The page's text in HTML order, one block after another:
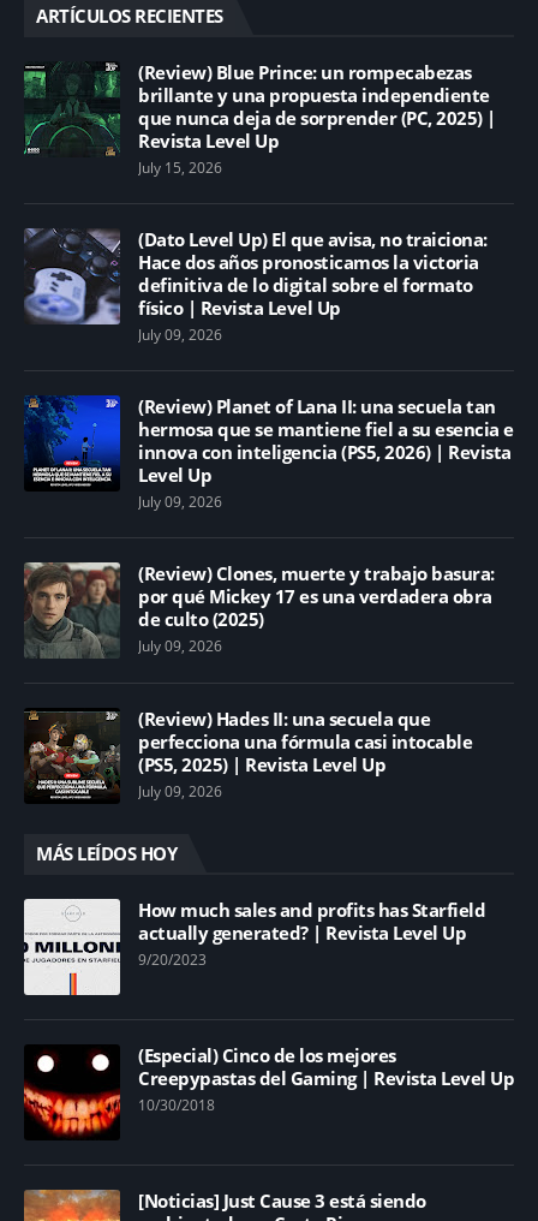
ARTÍCULOS RECIENTES
(Review) Blue Prince: un rompecabezas
brillante y una propuesta independiente
que nunca deja de sorprender (PC, 2025) |
Revista Level Up
July 15, 2026
(Dato Level Up) El que avisa, no traiciona:
Hace dos años pronosticamos la victoria
definitiva de lo digital sobre el formato
físico | Revista Level Up
July 09, 2026
(Review) Planet of Lana II: una secuela tan
hermosa que se mantiene fiel a su esencia e
innova con inteligencia (PS5, 2026) | Revista
Level Up
July 09, 2026
(Review) Clones, muerte y trabajo basura:
por qué Mickey 17 es una verdadera obra
de culto (2025)
July 09, 2026
(Review) Hades II: una secuela que
perfecciona una fórmula casi intocable
(PS5, 2025) | Revista Level Up
July 09, 2026
MÁS LEÍDOS HOY
How much sales and profits has Starfield
actually generated? | Revista Level Up
9/20/2023
(Especial) Cinco de los mejores
Creepypastas del Gaming | Revista Level Up
10/30/2018
[Noticias] Just Cause 3 está siendo